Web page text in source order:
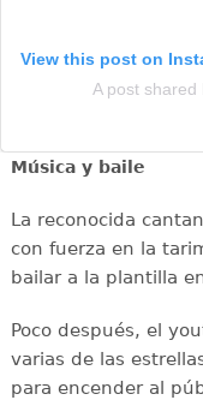
View this post on
A post
Música y baile
La reconocida
con fuerza en la
bailar a la plantilla
Poco después, el
varias de las
para encender al